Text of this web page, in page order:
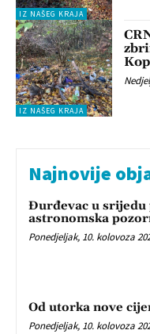
IZ NAŠEG KRAJA
IZ NAŠEG KRAJA
Najnovije
Đurđevac u srijedu
astronomska
Ponedjeljak, 10. kolovoza
Od utorka nove
Ponedjeljak, 10. kolovoza